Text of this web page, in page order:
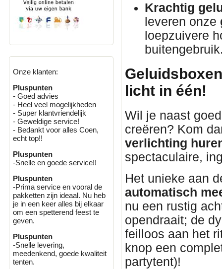
Onze klanten:
Pluspunten
- Goed advies
- Heel veel mogelijkheden
- Super klantvriendelijk
- Geweldige service!
- Bedankt voor alles Coen,
echt top!!
Pluspunten
-Snelle en goede service!!
Pluspunten
-Prima service en vooral de
pakketten zijn ideaal. Nu heb
je in een keer alles bij elkaar
om een spetterend feest te
geven.
Pluspunten
-Snelle levering,
meedenkend, goede kwaliteit
tenten.
Krachtig
leveren onze
loepzuivere
licht in één!
Wil je naast
creëren? Kom
verlichting
spectaculaire,
Het unieke aan
automatisch
nu een rustig
opendraait; de
feilloos aan het
knop een
partytent)!